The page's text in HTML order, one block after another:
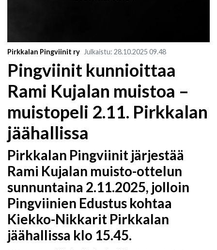
Pirkkalan Pingviinit ry Julkaistu: 28.10.2025 09.48
Pingviinit kunnioittaa
Rami Kujalan muistoa –
muistopeli 2.11. Pirkkalan
jäähallissa
Pirkkalan Pingviinit järjestää
Rami Kujalan muisto-ottelun
sunnuntaina 2.11.2025, jolloin
Pingviinien Edustus kohtaa
Kiekko-Nikkarit Pirkkalan
jäähallissa klo 15.45.